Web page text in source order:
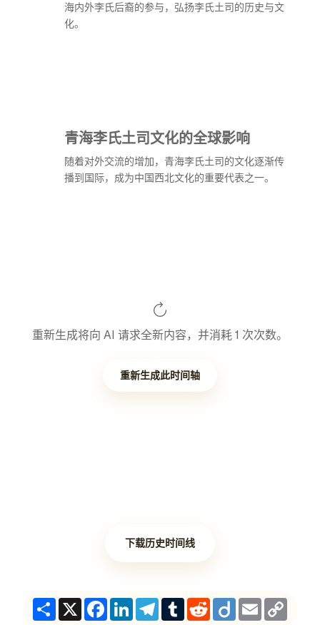
海内外李氏后裔的参与，弘扬李氏土司的历史与文
化。
青海李氏土司文化的全球影响
随着对外交流的增加，青海李氏土司的文化逐渐传
播到国际，成为中国西北文化的重要代表之一。
重新生成将向 AI 请求全新内容，并消耗 1 次次数。
重新生成此时间轴
下载历史时间线
ShareX Facebook
LinkedInTelegram
TumblrRedditDiigoEmail